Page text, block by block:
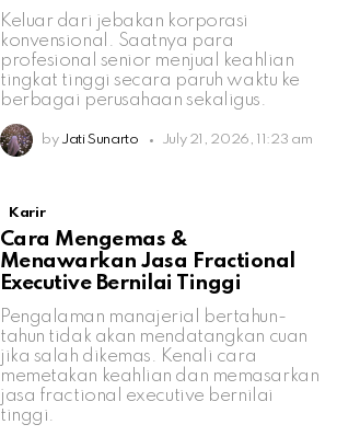
Keluar dari jebakan korporasi
konvensional. Saatnya para
profesional senior menjual keahlian
tingkat tinggi secara paruh waktu ke
berbagai perusahaan sekaligus.
by Jati Sunarto July 21, 2026, 11:23 am
Karir
Cara Mengemas &
Menawarkan Jasa Fractional
Executive Bernilai Tinggi
Pengalaman manajerial bertahun-
tahun tidak akan mendatangkan cuan
jika salah dikemas. Kenali cara
memetakan keahlian dan memasarkan
jasa fractional executive bernilai
tinggi.